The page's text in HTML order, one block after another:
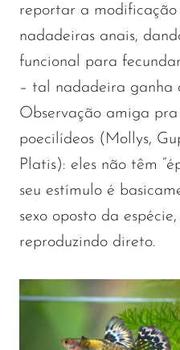
reportar a modificação
nadadeiras anais,
funcional para
– tal nadadeira ganha
Observação amiga
poecilídeos (Mollys,
Platis): eles não têm
seu estímulo é
sexo oposto da
reproduzindo direto.